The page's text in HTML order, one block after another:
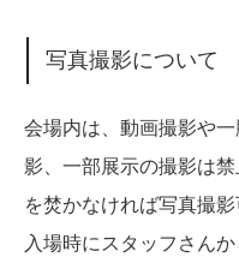
写真撮影について
会場内は、動画撮影や
影、一部展示の撮影は
を焚かなければ写真撮影
入場時にスタッフさん